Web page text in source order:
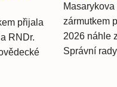
přijala
RNDr.
zármutkem
2026 náhle
Správní